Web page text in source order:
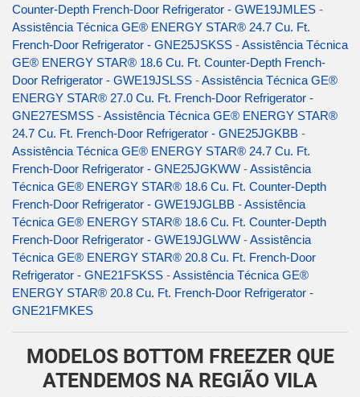
Counter-Depth French-Door Refrigerator - GWE19JMLES -
Assistência Técnica GE® ENERGY STAR® 24.7 Cu. Ft.
French-Door Refrigerator - GNE25JSKSS -Assistência Técnica
GE® ENERGY STAR® 18.6 Cu. Ft. Counter-Depth French-
Door Refrigerator - GWE19JSLSS -Assistência Técnica GE®
ENERGY STAR® 27.0 Cu. Ft. French-Door Refrigerator -
GNE27ESMSS -Assistência Técnica GE® ENERGY STAR®
24.7 Cu. Ft. French-Door Refrigerator - GNE25JGKBB -
Assistência Técnica GE® ENERGY STAR® 24.7 Cu. Ft.
French-Door Refrigerator - GNE25JGKWW -Assistência
Técnica GE® ENERGY STAR® 18.6 Cu. Ft. Counter-Depth
French-Door Refrigerator - GWE19JGLBB -Assistência
Técnica GE® ENERGY STAR® 18.6 Cu. Ft. Counter-Depth
French-Door Refrigerator - GWE19JGLWW -Assistência
Técnica GE® ENERGY STAR® 20.8 Cu. Ft. French-Door
Refrigerator - GNE21FSKSS -Assistência Técnica GE®
ENERGY STAR® 20.8 Cu. Ft. French-Door Refrigerator -
GNE21FMKES
MODELOS BOTTOM FREEZER QUE
ATENDEMOS NA REGIÃO VILA